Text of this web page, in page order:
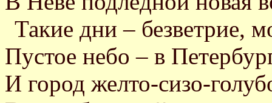
Такие дни – безветрие,
Пустое небо – в
И город желто-сизо-